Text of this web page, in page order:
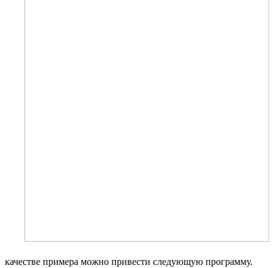
качестве примера можно привести следующую программу.